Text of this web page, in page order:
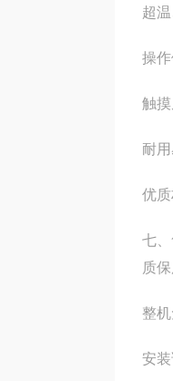
超
操
触
耐
优
七
质
整
安